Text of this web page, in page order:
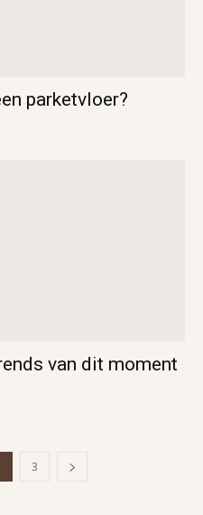
parketvloer?
van dit moment
3